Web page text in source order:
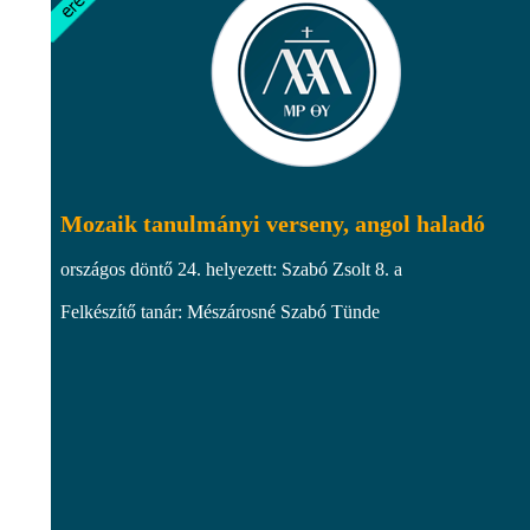
Mozaik tanulmányi verseny, angol haladó
országos döntő 24. helyezett: Szabó Zsolt 8. a
Felkészítő tanár: Mészárosné Szabó Tünde